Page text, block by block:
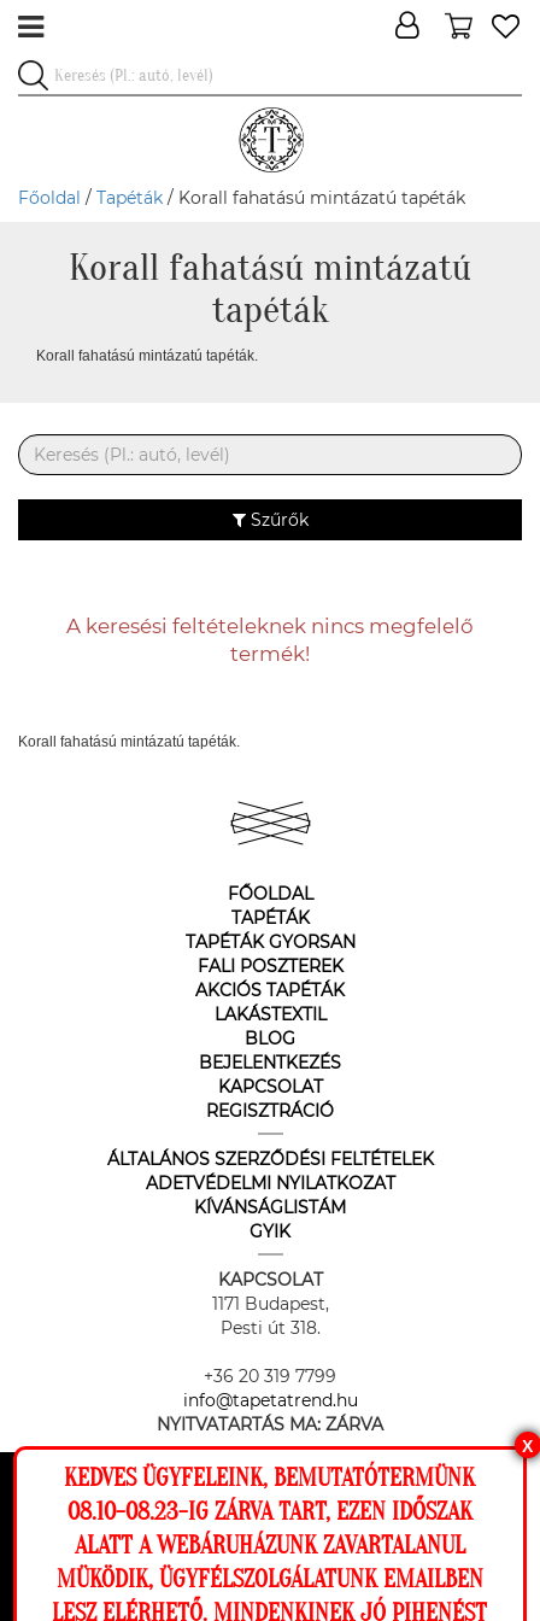
Ez a weboldal cookie-kat használ, hogy a
lehető legjobb élményt nyújtsa honlapunkon.
Beállítások
Főoldal / Tapéták / Korall fahatású mintázatú tapéták
Korall fahatású mintázatú
tapéták
Korall fahatású mintázatú tapéták.
Szűrők
A keresési feltételeknek nincs megfelelő
termék!
Korall fahatású mintázatú tapéták.
FŐOLDAL
TAPÉTÁK
TAPÉTÁK GYORSAN
FALI POSZTEREK
AKCIÓS TAPÉTÁK
LAKÁSTEXTIL
BLOG
BEJELENTKEZÉS
KAPCSOLAT
REGISZTRÁCIÓ
ÁLTALÁNOS SZERZŐDÉSI FELTÉTELEK
ADETVÉDELMI NYILATKOZAT
KÍVÁNSÁGLISTÁM
GYIK
KAPCSOLAT
1171 Budapest,
Pesti út 318.
+36 20 319 7799
info@tapetatrend.hu
NYITVATARTÁS MA: ZÁRVA
Az online fizetést a Barion Payment Zrt. biztosítja, MNB engedély
száma: H-EN-I-1064/2013
X
KEDVES ÜGYFELEINK, BEMUTATÓTERMÜNK
08.10-08.23-IG ZÁRVA TART, EZEN IDŐSZAK
ALATT A WEBÁRUHÁZUNK ZAVARTALANUL
MÜKÖDIK, ÜGYFÉLSZOLGÁLATUNK EMAILBEN
LESZ ELÉRHETŐ. MINDENKINEK JÓ PIHENÉST